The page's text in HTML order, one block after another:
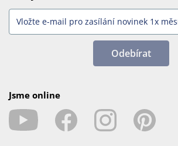
Odebírat
Jsme online